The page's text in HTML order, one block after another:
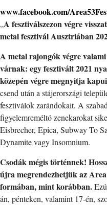
www.facebook.com/
„A fesztiválszezon végre
metal fesztivál Ausztriában
A metal rajongók végre
várnak: egy fesztivált 2021
közepén végre megnyitja
csend után a stájerországi
fesztiválok zarándokait. A
figyelemreméltó zenekarokat
Eisbrecher, Epica, Subway To
Dynamite vagy Insomnium.
Csodák mégis történnek!
újra megrendezhetjük az
formában, mint korábban.
án, pénteken, valamint 17-én,